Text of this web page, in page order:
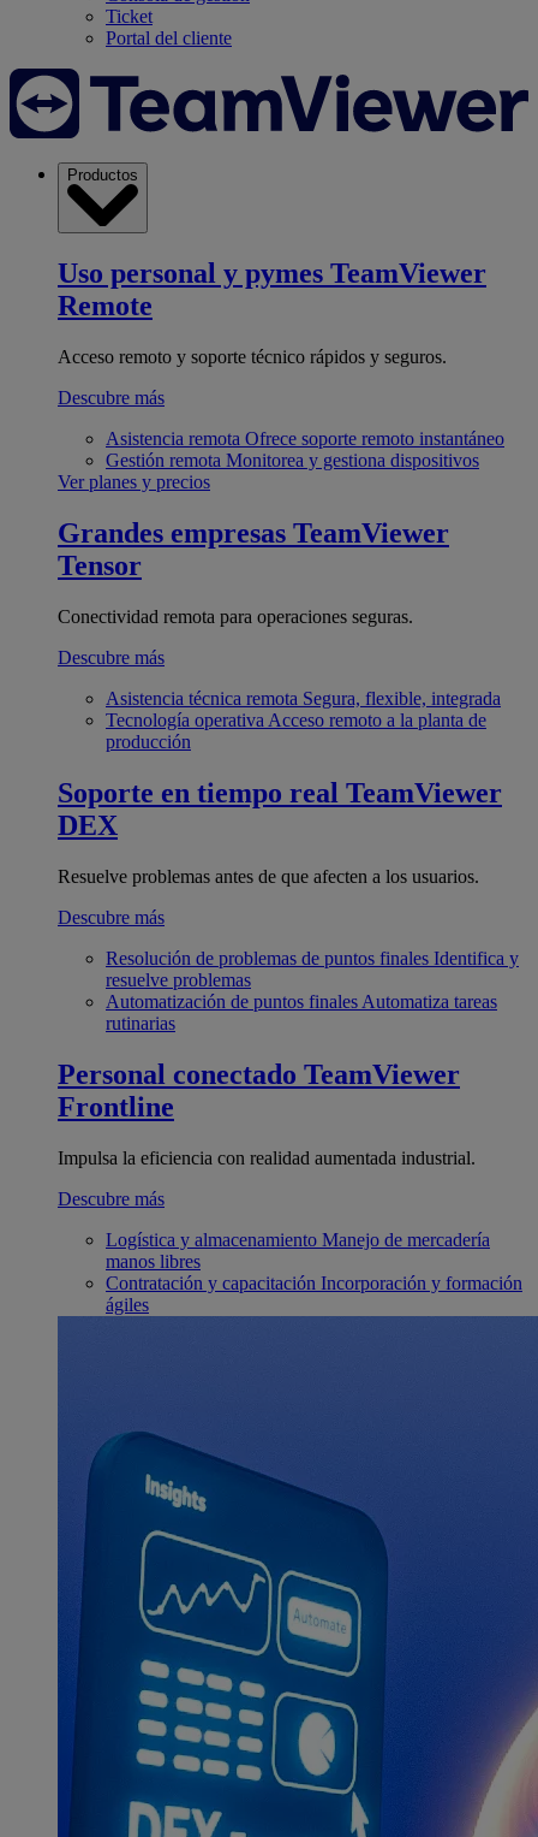
Ticket
Portal del cliente
Productos
Uso personal y pymes TeamViewer
Remote
Acceso remoto y soporte técnico rápidos y seguros.
Descubre más
Asistencia remota Ofrece soporte remoto instantáneo
Gestión remota Monitorea y gestiona dispositivos
Ver planes y precios
Grandes empresas TeamViewer
Tensor
Conectividad remota para operaciones seguras.
Descubre más
Asistencia técnica remota Segura, flexible, integrada
Tecnología operativa Acceso remoto a la planta de
producción
Soporte en tiempo real TeamViewer
DEX
Resuelve problemas antes de que afecten a los usuarios.
Descubre más
Resolución de problemas de puntos finales Identifica y
resuelve problemas
Automatización de puntos finales Automatiza tareas
rutinarias
Personal conectado TeamViewer
Frontline
Impulsa la eficiencia con realidad aumentada industrial.
Descubre más
Logística y almacenamiento Manejo de mercadería
manos libres
Contratación y capacitación Incorporación y formación
ágiles